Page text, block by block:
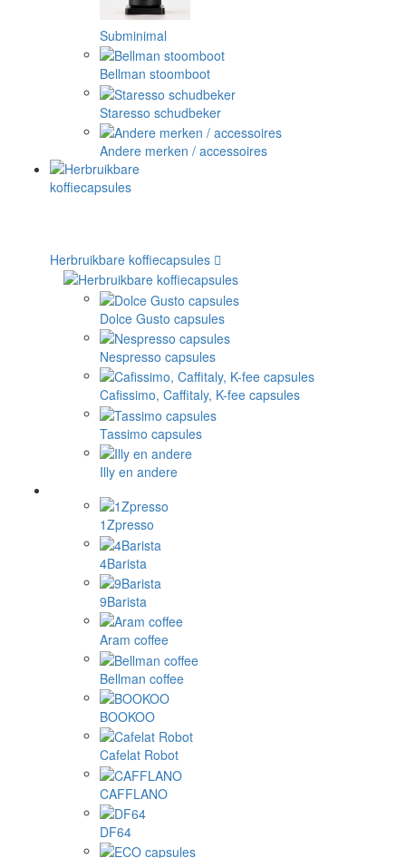
Subminimal
Bellman stoomboot
Staresso schudbeker
Andere merken / accessoires
Herbruikbare koffiecapsules
Dolce Gusto capsules
Nespresso capsules
Cafissimo, Caffitaly, K-fee capsules
Tassimo capsules
Illy en andere
1Zpresso
4Barista
9Barista
Aram coffee
Bellman coffee
BOOKOO
Cafelat Robot
CAFFLANO
DF64